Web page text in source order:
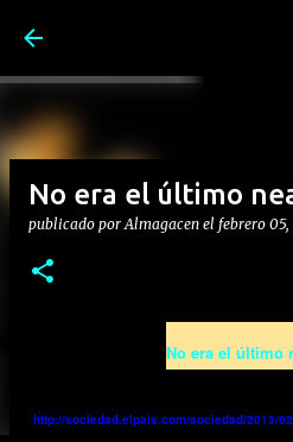
No era el último
publicado porAlmagacen el febrero 05,
No era el último
http://sociedad.elpais.com/sociedad/2013/